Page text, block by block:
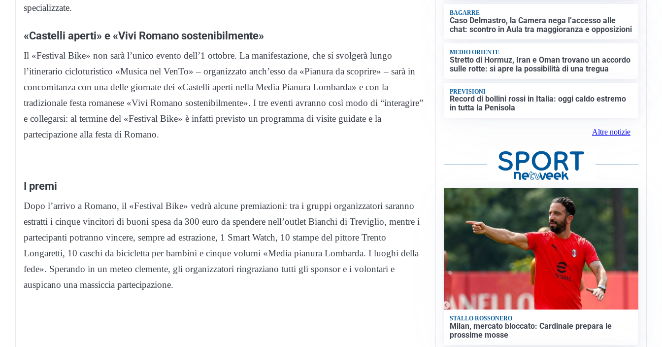
specializzate.
«Castelli aperti» e «Vivi Romano sostenibilmente»
Il «Festival Bike» non sarà l’unico evento dell’1 ottobre. La manifestazione, che si svolgerà lungo
l’itinerario cicloturistico «Musica nel VenTo» – organizzato anch’esso da «Pianura da scoprire» – sarà in
concomitanza con una delle giornate dei «Castelli aperti nella Media Pianura Lombarda» e con la
tradizionale festa romanese «Vivi Romano sostenibilmente». I tre eventi avranno così modo di “interagire”
e collegarsi: al termine del «Festival Bike» è infatti previsto un programma di visite guidate e la
partecipazione alla festa di Romano.
I premi
Dopo l’arrivo a Romano, il «Festival Bike» vedrà alcune premiazioni: tra i gruppi organizzatori saranno
estratti i cinque vincitori di buoni spesa da 300 euro da spendere nell’outlet Bianchi di Treviglio, mentre i
partecipanti potranno vincere, sempre ad estrazione, 1 Smart Watch, 10 stampe del pittore Trento
Longaretti, 10 caschi da bicicletta per bambini e cinque volumi «Media pianura Lombarda. I luoghi della
fede». Sperando in un meteo clemente, gli organizzatori ringraziano tutti gli sponsor e i volontari e
auspicano una massiccia partecipazione.
BAGARRE
Caso Delmastro, la Camera nega l’accesso alle
chat: scontro in Aula tra maggioranza e opposizioni
MEDIO ORIENTE
Stretto di Hormuz, Iran e Oman trovano un accordo
sulle rotte: si apre la possibilità di una tregua
PREVISIONI
Record di bollini rossi in Italia: oggi caldo estremo
in tutta la Penisola
Altre notizie
STALLO ROSSONERO
Milan, mercato bloccato: Cardinale prepara le
prossime mosse